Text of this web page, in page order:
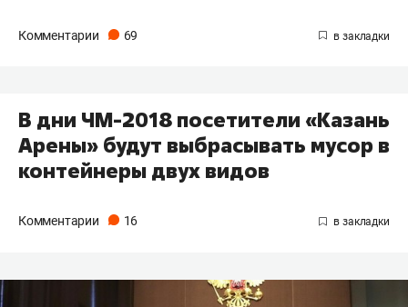
Комментарии 69
В дни ЧМ-2018 посетители «Казань
Арены» будут выбрасывать мусор в
контейнеры двух видов
Комментарии 16